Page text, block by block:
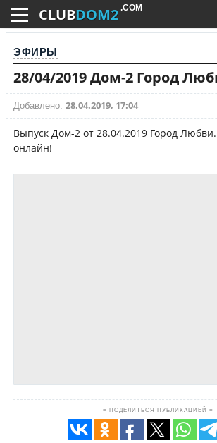
CLUBDOM2 .COM
ЭФИРЫ
28/04/2019 Дом-2 Город
Добавлено: 28.04.2019, 17:04
Выпуск Дом-2 от 28.04.2019 Город
онлайн!
≡ ПОДЕЛИТЬСЯ ПУБЛИКАЦИЕЙ ≡